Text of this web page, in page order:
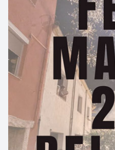
(blanc, blau, groc i
amb motius florals;
arrebossada.
A la part alta hi ha dues
sobre de les quals hi
esglaonada de maons
dibuixen un arc
finestrals amb
forjat.
Aquests buits eren
com a elements de